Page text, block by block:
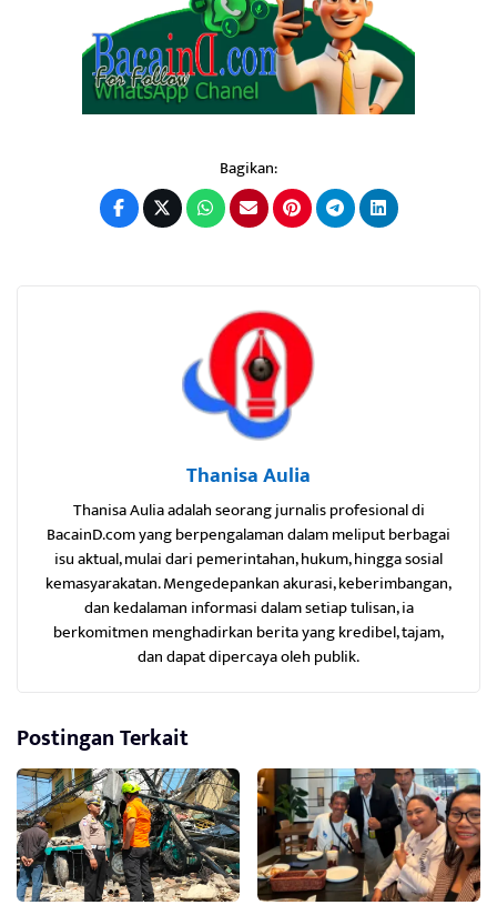
Bagikan:
Thanisa Aulia
Thanisa Aulia adalah seorang jurnalis profesional di
BacainD.com yang berpengalaman dalam meliput berbagai
isu aktual, mulai dari pemerintahan, hukum, hingga sosial
kemasyarakatan. Mengedepankan akurasi, keberimbangan,
dan kedalaman informasi dalam setiap tulisan, ia
berkomitmen menghadirkan berita yang kredibel, tajam,
dan dapat dipercaya oleh publik.
Postingan Terkait